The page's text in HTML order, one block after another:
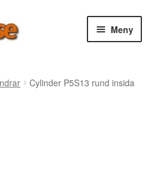
Meny
Cylinder P5S13 rund insida